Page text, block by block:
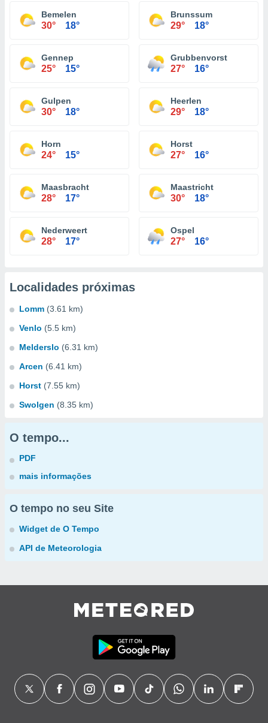
Bemelen
30° 18°
Brunssum
29° 18°
Gennep
25° 15°
Grubbenvorst
27° 16°
Gulpen
30° 18°
Heerlen
29° 18°
Horn
24° 15°
Horst
27° 16°
Maasbracht
28° 17°
Maastricht
30° 18°
Nederweert
28° 17°
Ospel
27° 16°
Localidades próximas
Lomm (3.61 km)
Venlo (5.5 km)
Melderslo (6.31 km)
Arcen (6.41 km)
Horst (7.55 km)
Swolgen (8.35 km)
O tempo...
PDF
mais informações
O tempo no seu Site
Widget de O Tempo
API de Meteorologia